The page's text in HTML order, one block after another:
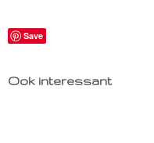
Save
Ook interessant